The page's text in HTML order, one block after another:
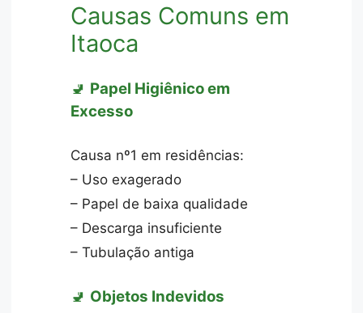
Causas Comuns em
Itaoca
🚽 Papel Higiênico em
Excesso
Causa nº1 em residências:
– Uso exagerado
– Papel de baixa qualidade
– Descarga insuficiente
– Tubulação antiga
🚽 Objetos Indevidos